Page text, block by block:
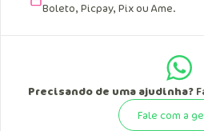
Boleto, Picpay, Pix ou Ame.
Precisando de uma ajudinha?
Fale com a